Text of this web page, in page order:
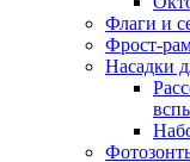
Флаги и
Фрост-
Насадки